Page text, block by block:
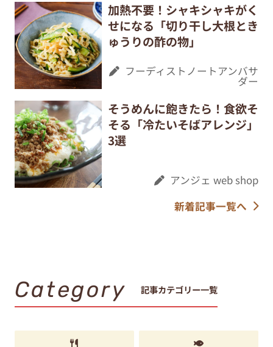
加熱不要！シャキシャキがく
せになる「切り干し大根とき
ゅうりの酢の物」
フーディストノートアンバサ
ダー
そうめんに飽きたら！食欲そ
そる「冷たいそばアレンジ」
3選
アンジェ web shop
新着記事一覧へ
Category 記事カテゴリー一覧